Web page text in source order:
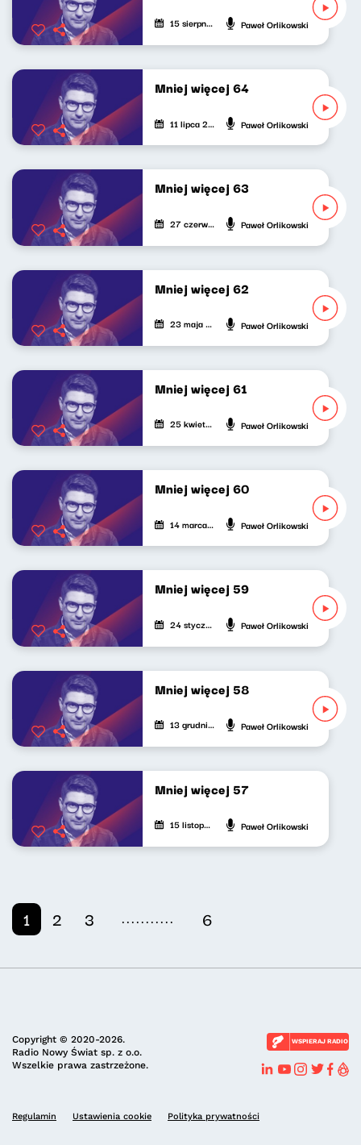
15 sierpnia 2025 Paweł Orlikowski
Mniej więcej 64
11 lipca 2025 Paweł Orlikowski
Mniej więcej 63
27 czerwca 2025 Paweł Orlikowski
Mniej więcej 62
23 maja 2025 Paweł Orlikowski
Mniej więcej 61
25 kwietnia 2025 Paweł Orlikowski
Mniej więcej 60
14 marca 2025 Paweł Orlikowski
Mniej więcej 59
24 stycznia 2025 Paweł Orlikowski
Mniej więcej 58
13 grudnia 2024 Paweł Orlikowski
Mniej więcej 57
15 listopada 2024 Paweł Orlikowski
1 2 3 ........... 6
Copyright © 2020-2026.
Radio Nowy Świat sp. z o.o.
Wszelkie prawa zastrzeżone.
WSPIERAJ RADIO
Regulamin Ustawienia cookie Polityka prywatności